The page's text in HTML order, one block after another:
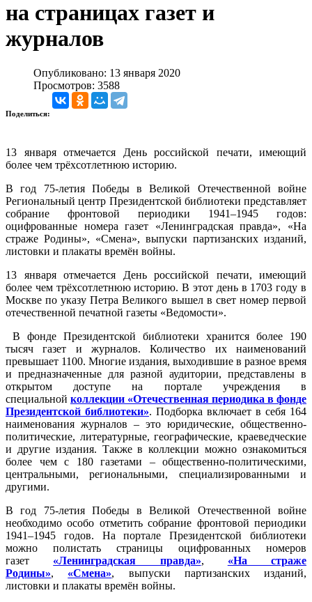
на страницах газет и
журналов
Опубликовано: 13 января 2020
Просмотров: 3588
Поделиться:
13 января отмечается День российской печати, имеющий
более чем трёхсотлетнюю историю.
В год 75-летия Победы в Великой Отечественной войне
Региональный центр Президентской библиотеки представляет
собрание фронтовой периодики 1941–1945 годов:
оцифрованные номера газет «Ленинградская правда», «На
страже Родины», «Смена», выпуски партизанских изданий,
листовки и плакаты времён войны.
13 января отмечается День российской печати, имеющий
более чем трёхсотлетнюю историю. В этот день в 1703 году в
Москве по указу Петра Великого вышел в свет номер первой
отечественной печатной газеты «Ведомости».
В фонде Президентской библиотеки хранится более 190
тысяч газет и журналов. Количество их наименований
превышает 1100. Многие издания, выходившие в разное время
и предназначенные для разной аудитории, представлены в
открытом доступе на портале учреждения в
специальной коллекции «Отечественная периодика в фонде
Президентской библиотеки». Подборка включает в себя 164
наименования журналов – это юридические, общественно-
политические, литературные, географические, краеведческие
и другие издания. Также в коллекции можно ознакомиться
более чем с 180 газетами – общественно-политическими,
центральными, региональными, специализированными и
другими.
В год 75-летия Победы в Великой Отечественной войне
необходимо особо отметить собрание фронтовой периодики
1941–1945 годов. На портале Президентской библиотеки
можно полистать страницы оцифрованных номеров
газет «Ленинградская правда», «На страже
Родины», «Смена», выпуски партизанских изданий,
листовки и плакаты времён войны.